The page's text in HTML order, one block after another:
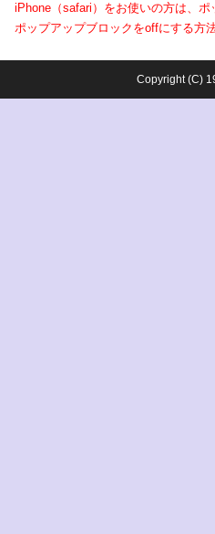
iPhone（safari）をお使いの方は、
ポップアップブロックをoffにする方法
Copyright (C)